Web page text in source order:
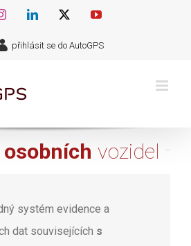
InstagramLinkedIn YouTube
přihlásit se do AutoGPS
osobních vozidel
systém evidence a
dat souvisejících s